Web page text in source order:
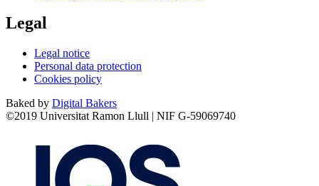
Legal
Legal notice
Personal data protection
Cookies policy
Baked by Digital Bakers
©2019 Universitat Ramon Llull | NIF G-59069740